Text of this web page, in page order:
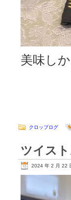
美味し
クロップログ
ツイス
2024 年 2 月 22